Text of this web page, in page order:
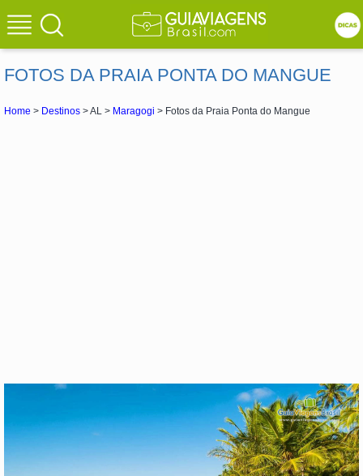
FOTOS DA PRAIA PONTA DO MANGUE
Home > Destinos > AL > Maragogi > Fotos da Praia Ponta do Mangue